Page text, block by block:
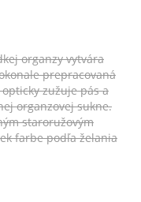
organzy vytvára
prepracovaná
zužuje pás a
organzovej sukne.
staroružovým
farbe podľa želania